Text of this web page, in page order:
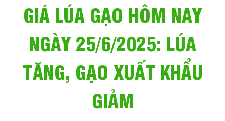
GIÁ LÚA GẠO HÔM NAY
NGÀY 25/6/2025: LÚA
TĂNG, GẠO XUẤT KHẨU
GIẢM